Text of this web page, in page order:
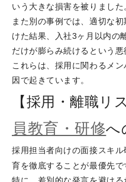
いう大きな損害を被りました
また別の事例では、適切な
けた結果、入社3ヶ月以内の
だけが膨らみ続けるという悪
これらは、採用に関わるメ
因で起きています。
【採用・離職リ
員教育・研修へ
採用担当者向けの面接スキル
育を徹底することが最優先で